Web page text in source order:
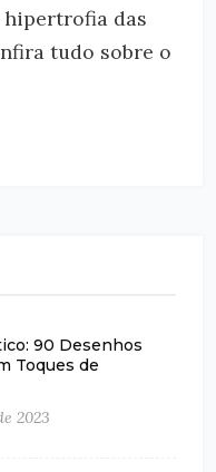
das
tudo sobre o
90 Desenhos
Toques de
2023